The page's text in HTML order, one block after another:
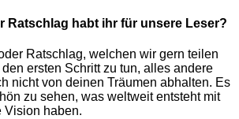
Ratschlag habt ihr für unsere Leser?
Ratschlag, welchen wir gern teilen
ersten Schritt zu tun, alles andere
nicht von deinen Träumen abhalten. Es
zu sehen, was weltweit entsteht mit
Vision haben.